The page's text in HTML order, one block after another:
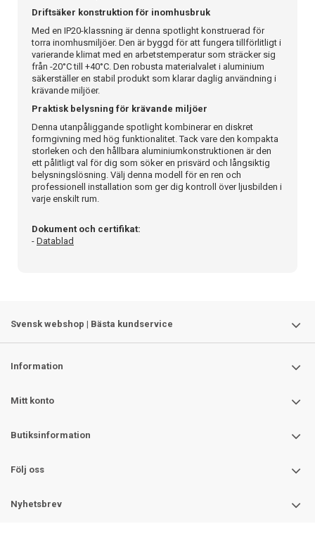
Driftsäker konstruktion för inomhusbruk
Med en IP20-klassning är denna spotlight konstruerad för
torra inomhusmiljöer. Den är byggd för att fungera tillförlitligt i
varierande klimat med en arbetstemperatur som sträcker sig
från -20°C till +40°C. Den robusta materialvalet i aluminium
säkerställer en stabil produkt som klarar daglig användning i
krävande miljöer.
Praktisk belysning för krävande miljöer
Denna utanpåliggande spotlight kombinerar en diskret
formgivning med hög funktionalitet. Tack vare den kompakta
storleken och den hållbara aluminiumkonstruktionen är den
ett pålitligt val för dig som söker en prisvärd och långsiktig
belysningslösning. Välj denna modell för en ren och
professionell installation som ger dig kontroll över ljusbilden i
varje enskilt rum.
Dokument och certifikat:
- Datablad
Svensk webshop | Bästa kundservice
Information
Mitt konto
Butiksinformation
Följ oss
Nyhetsbrev